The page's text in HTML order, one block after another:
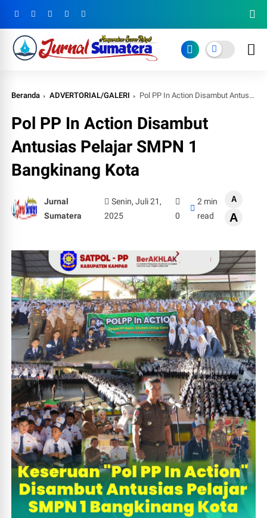
Beranda ADVERTORIAL/GALERI Pol PP In Action Disambut Antusias Pelajar SMPN 1 Bangkinang Kota
Pol PP In Action Disambut
Antusias Pelajar SMPN 1
Bangkinang Kota
Jurnal
Sumatera
Senin, Juli 21,
2025
0
2 min
read
A
A